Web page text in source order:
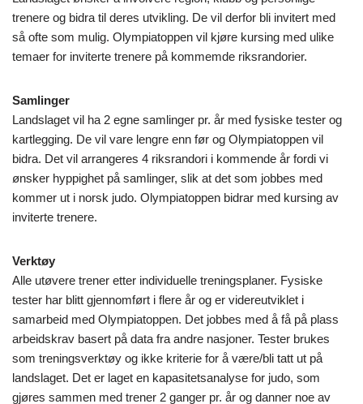
trenere og bidra til deres utvikling. De vil derfor bli invitert med
så ofte som mulig. Olympiatoppen vil kjøre kursing med ulike
temaer for inviterte trenere på kommemde riksrandorier.
Samlinger
Landslaget vil ha 2 egne samlinger pr. år med fysiske tester og
kartlegging. De vil vare lengre enn før og Olympiatoppen vil
bidra. Det vil arrangeres 4 riksrandori i kommende år fordi vi
ønsker hyppighet på samlinger, slik at det som jobbes med
kommer ut i norsk judo. Olympiatoppen bidrar med kursing av
inviterte trenere.
Verktøy
Alle utøvere trener etter individuelle treningsplaner. Fysiske
tester har blitt gjennomført i flere år og er videreutviklet i
samarbeid med Olympiatoppen. Det jobbes med å få på plass
arbeidskrav basert på data fra andre nasjoner. Tester brukes
som treningsverktøy og ikke kriterie for å være/bli tatt ut på
landslaget. Det er laget en kapasitetsanalyse for judo, som
gjøres sammen med trener 2 ganger pr. år og danner noe av